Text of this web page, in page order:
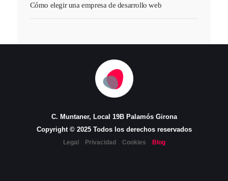
Cómo elegir una empresa de desarrollo web
C. Muntaner, Local 19B Palamós Girona
Copyright © 2025 Todos los derechos reservados
Legal Privacidad Cookies Blog